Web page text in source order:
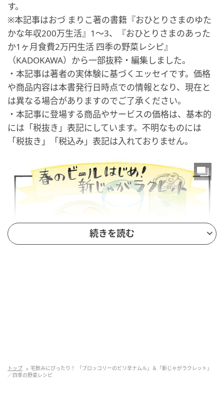
す。
※本記事はおづ まりこ著の書籍『おひとりさまのゆた
かな年収200万生活』1～3、『おひとりさまのあった
か1ヶ月食費2万円生活 四季の野菜レシピ』
（KADOKAWA）から一部抜粋・編集しました。
・本記事は著者の実体験に基づくエッセイです。価格
や商品内容は本書発行日時点での情報となり、現在と
は異なる場合がありますのでご了承ください。
・本記事に登場する商品やサービスの価格は、基本的
には「税抜き」表記にしています。不明なものには
「税抜き」「税込み」表記は入れておりません。
続きを読む
トップ
宅飲みにぴったり！ 「ブロッコリーのピリ辛ナムル」＆「新じゃがラクレット」
／四季の野菜レシピ